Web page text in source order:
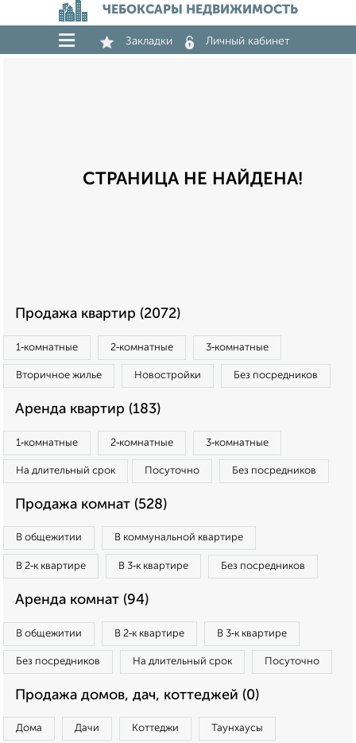
ЧЕБОКСАРЫ НЕДВИЖИМОСТЬ
Закладки Личный кабинет
СТРАНИЦА НЕ НАЙДЕНА!
Продажа квартир (2072)
1‑комнатные 2‑комнатные 3‑комнатные
Вторичное жилье Новостройки Без посредников
Аренда квартир (183)
1‑комнатные 2‑комнатные 3‑комнатные
На длительный срок Посуточно Без посредников
Продажа комнат (528)
В общежитии В коммунальной квартире
В 2‑к квартире В 3‑к квартире Без посредников
Аренда комнат (94)
В общежитии В 2‑к квартире В 3‑к квартире
Без посредников На длительный срок Посуточно
Продажа домов, дач, коттеджей (0)
Дома Дачи Коттеджи Таунхаусы